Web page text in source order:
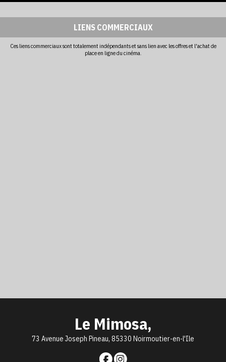
LIENS COMMERCIAUX
Ces liens commerciaux sont totalement indépendants et sans lien avec les offres et l'achat de
place en ligne du cinéma.
Le Mimosa,
73 Avenue Joseph Pineau, 85330 Noirmoutier-en-l'Ile